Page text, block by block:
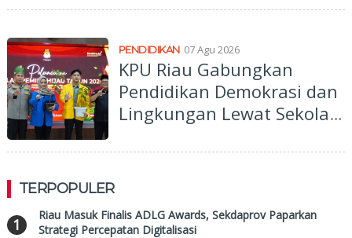
PENDIDIKAN 07 Agu 2026
KPU Riau Gabungkan
Pendidikan Demokrasi dan
Lingkungan Lewat Sekolah
TERPOPULER
1
Riau Masuk Finalis ADLG Awards, Sekdaprov Paparkan
Strategi Percepatan Digitalisasi